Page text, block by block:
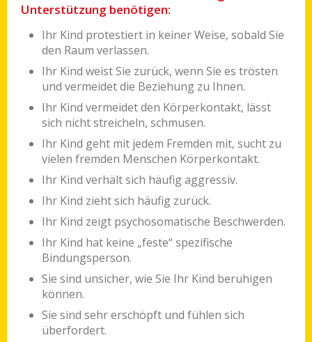
Unterstützung benötigen:
Ihr Kind protestiert in keiner Weise, sobald Sie
den Raum verlassen.
Ihr Kind weist Sie zurück, wenn Sie es trösten
und vermeidet die Beziehung zu Ihnen.
Ihr Kind vermeidet den Körperkontakt, lässt
sich nicht streicheln, schmusen.
Ihr Kind geht mit jedem Fremden mit, sucht zu
vielen fremden Menschen Körperkontakt.
Ihr Kind verhält sich häufig aggressiv.
Ihr Kind zieht sich häufig zurück.
Ihr Kind zeigt psychosomatische Beschwerden.
Ihr Kind hat keine „feste“ spezifische
Bindungsperson.
Sie sind unsicher, wie Sie Ihr Kind beruhigen
können.
Sie sind sehr erschöpft und fühlen sich
überfordert.